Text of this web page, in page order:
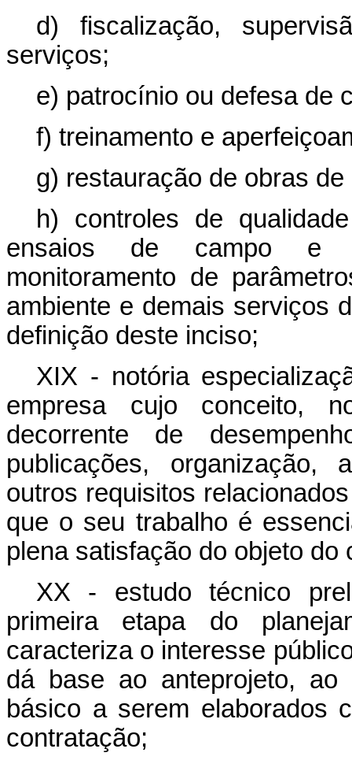
d) fiscalização,
serviços;
e) patrocínio ou defesa de
f) treinamento e
g) restauração de obras
h) controles de
ensaios de campo e
monitoramento de
ambiente e demais serviços
definição deste inciso;
XIX - notória
empresa cujo conceito,
decorrente de
publicações, organização,
outros requisitos
que o seu trabalho é
plena satisfação do objeto do
XX - estudo técnico
primeira etapa do
caracteriza o interesse
dá base ao anteprojeto,
básico a serem elaborados
contratação;